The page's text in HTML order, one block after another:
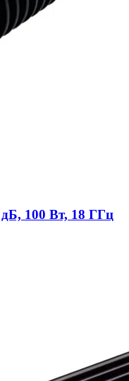
дБ, 100 Вт, 18 ГГц